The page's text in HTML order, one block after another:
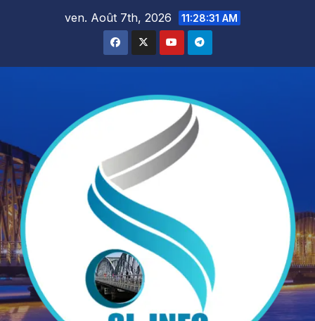
ven. Août 7th, 2026 11:28:33 AM